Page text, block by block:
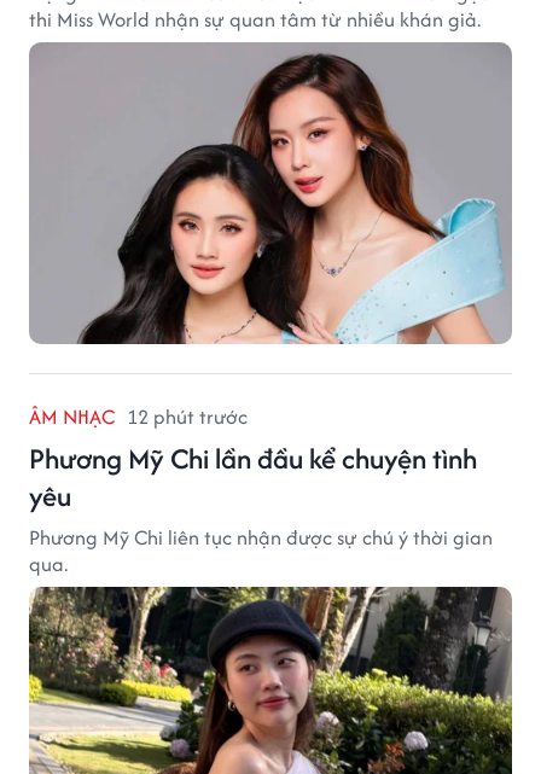
thi Miss World nhận sự quan tâm từ nhiều khán giả.
ÂM NHẠC 12 phút trước
Phương Mỹ Chi lần đầu kể chuyện tình
yêu
Phương Mỹ Chi liên tục nhận được sự chú ý thời gian
qua.